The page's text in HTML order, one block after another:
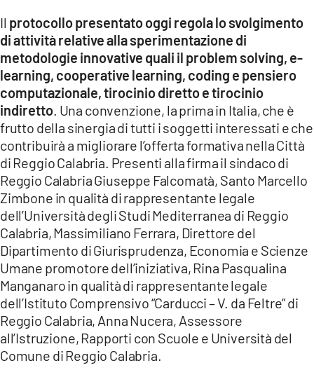
LACITYMAG.IT
ILREGGINO.IT
COSENZACHANNEL.IT
ILVIBONESE.IT
CATANZAROCHANNEL.IT
LACAPITALENEWS.IT
App
ANDROID
APPLE
Il protocollo presentato oggi regola lo svolgimento
di attività relative alla sperimentazione di
metodologie innovative quali il problem solving, e-
learning, cooperative learning, coding e pensiero
computazionale, tirocinio diretto e tirocinio
indiretto . Una convenzione, la prima in Italia, che è
frutto della sinergia di tutti i soggetti interessati e che
contribuirà a migliorare l’offerta formativa nella Città
di Reggio Calabria. Presenti alla firma il sindaco di
Reggio Calabria Giuseppe Falcomatà, Santo Marcello
Zimbone in qualità di rappresentante legale
dell’Università degli Studi Mediterranea di Reggio
Calabria, Massimiliano Ferrara, Direttore del
Dipartimento di Giurisprudenza, Economia e Scienze
Umane promotore dell’iniziativa, Rina Pasqualina
Manganaro in qualità di rappresentante legale
dell’Istituto Comprensivo “Carducci – V. da Feltre” di
Reggio Calabria, Anna Nucera, Assessore
all’Istruzione, Rapporti con Scuole e Università del
Comune di Reggio Calabria.